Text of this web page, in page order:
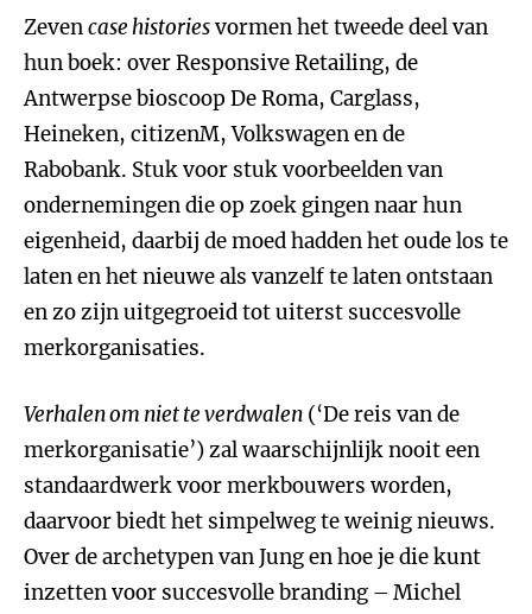
Zevencase historiesvormen het tweede deel van
hun boek: over Responsive Retailing, de
Antwerpse bioscoop De Roma, Carglass,
Heineken, citizenM, Volkswagen en de
Rabobank. Stuk voor stuk voorbeelden van
ondernemingen die op zoek gingen naar hun
eigenheid, daarbij de moed hadden het oude los te
laten en het nieuwe als vanzelf te laten ontstaan
en zo zijn uitgegroeid tot uiterst succesvolle
merkorganisaties.
Verhalen om niet te verdwalen (‘De reis van de
merkorganisatie’) zal waarschijnlijk nooit een
standaardwerk voor merkbouwers worden,
daarvoor biedt het simpelweg te weinig nieuws.
Over de archetypen van Jung en hoe je die kunt
inzetten voor succesvolle branding – Michel